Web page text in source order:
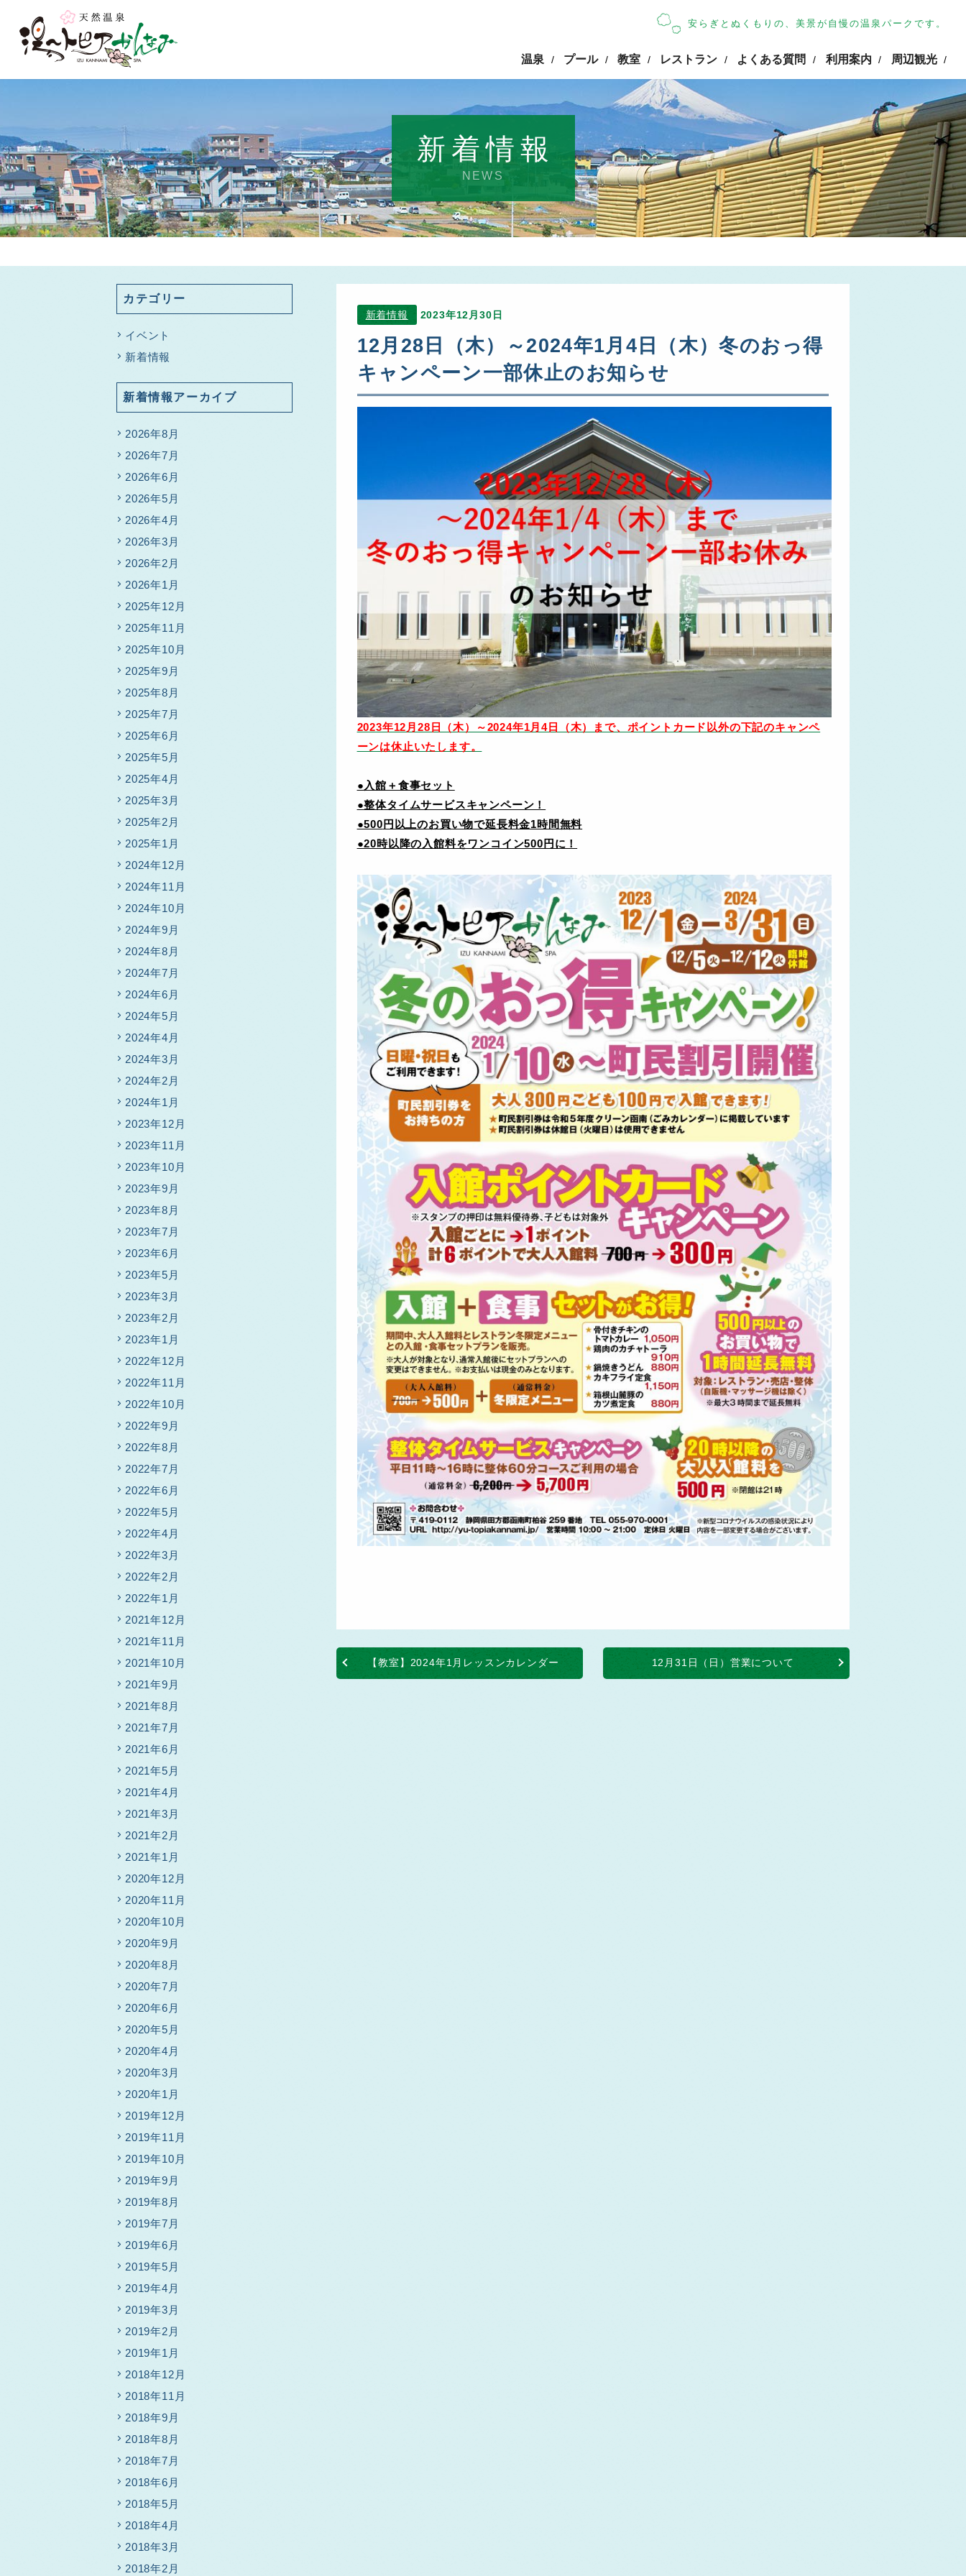
安らぎとぬくもりの、美景が自慢の温泉パークです。
温泉 / プール / 教室 / レストラン / よくある質問 / 利用案内 / 周辺観光 /
新着情報
NEWS
新着情報 2023年12月30日
12月28日（木）～2024年1月4日（木）冬のおっ得
キャンペーン一部休止のお知らせ
2023年12月28日（木）～2024年1月4日（木）まで、ポイントカード以外の下記のキャンペ
ーンは休止いたします。
●入館＋食事セット
●整体タイムサービスキャンペーン！
●500 円以上のお買い物で延長料金1時間無料
●20時以降の入館料をワンコイン500円に！
【教室】2024年1月レッスンカレンダー 12月31日（日）営業について
カテゴリー
イベント
新着情報
新着情報アーカイブ
2026年8月
2026年7月
2026年6月
2026年5月
2026年4月
2026年3月
2026年2月
2026年1月
2025年12月
2025年11月
2025年10月
2025年9月
2025年8月
2025年7月
2025年6月
2025年5月
2025年4月
2025年3月
2025年2月
2025年1月
2024年12月
2024年11月
2024年10月
2024年9月
2024年8月
2024年7月
2024年6月
2024年5月
2024年4月
2024年3月
2024年2月
2024年1月
2023年12月
2023年11月
2023年10月
2023年9月
2023年8月
2023年7月
2023年6月
2023年5月
2023年3月
2023年2月
2023年1月
2022年12月
2022年11月
2022年10月
2022年9月
2022年8月
2022年7月
2022年6月
2022年5月
2022年4月
2022年3月
2022年2月
2022年1月
2021年12月
2021年11月
2021年10月
2021年9月
2021年8月
2021年7月
2021年6月
2021年5月
2021年4月
2021年3月
2021年2月
2021年1月
2020年12月
2020年11月
2020年10月
2020年9月
2020年8月
2020年7月
2020年6月
2020年5月
2020年4月
2020年3月
2020年1月
2019年12月
2019年11月
2019年10月
2019年9月
2019年8月
2019年7月
2019年6月
2019年5月
2019年4月
2019年3月
2019年2月
2019年1月
2018年12月
2018年11月
2018年9月
2018年8月
2018年7月
2018年6月
2018年5月
2018年4月
2018年3月
2018年2月